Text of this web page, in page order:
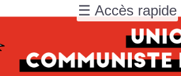
☰ Accès rapide